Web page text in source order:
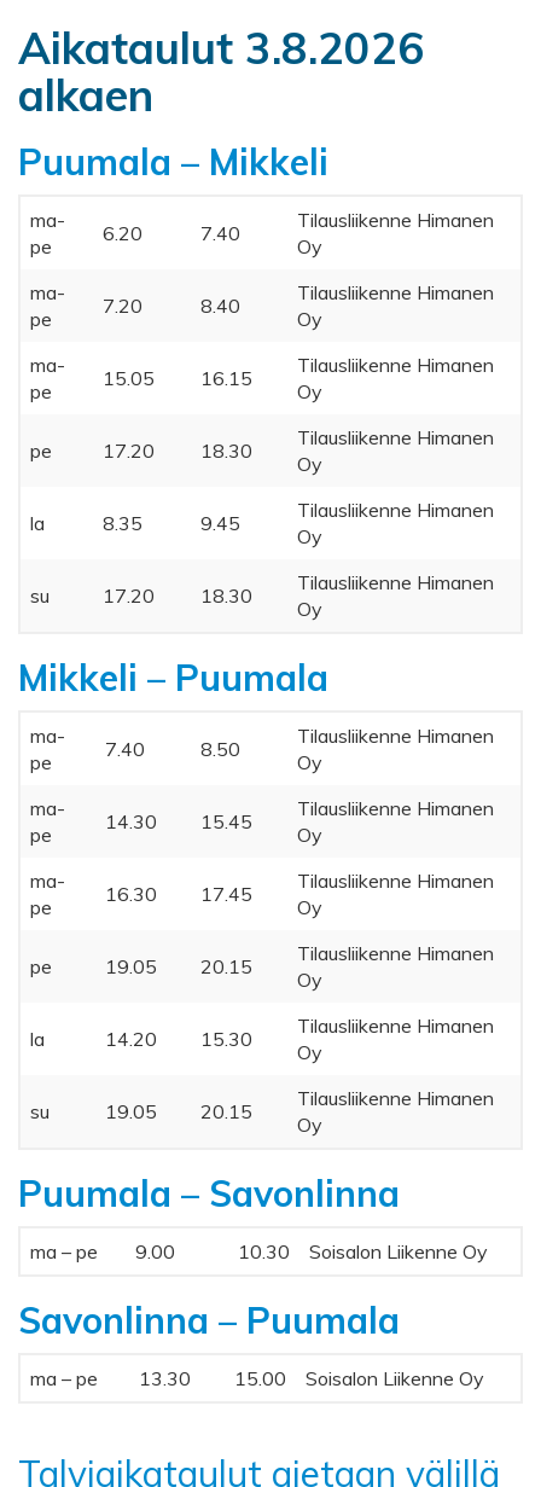
Aikataulut 3.8.2026
alkaen
Puumala – Mikkeli
ma-
pe
6.20 7.40
Tilausliikenne Himanen
Oy
ma-
pe
7.20 8.40
Tilausliikenne Himanen
Oy
ma-
pe
15.05 16.15
Tilausliikenne Himanen
Oy
pe 17.20 18.30
Tilausliikenne Himanen
Oy
la 8.35 9.45
Tilausliikenne Himanen
Oy
su 17.20 18.30
Tilausliikenne Himanen
Oy
Mikkeli – Puumala
ma-
pe
7.40 8.50
Tilausliikenne Himanen
Oy
ma-
pe
14.30 15.45
Tilausliikenne Himanen
Oy
ma-
pe
16.30 17.45
Tilausliikenne Himanen
Oy
pe 19.05 20.15
Tilausliikenne Himanen
Oy
la 14.20 15.30
Tilausliikenne Himanen
Oy
su 19.05 20.15
Tilausliikenne Himanen
Oy
Puumala – Savonlinna
ma – pe 9.00 10.30 Soisalon Liikenne Oy
Savonlinna – Puumala
ma – pe 13.30 15.00 Soisalon Liikenne Oy
Talviaikataulut ajetaan välillä